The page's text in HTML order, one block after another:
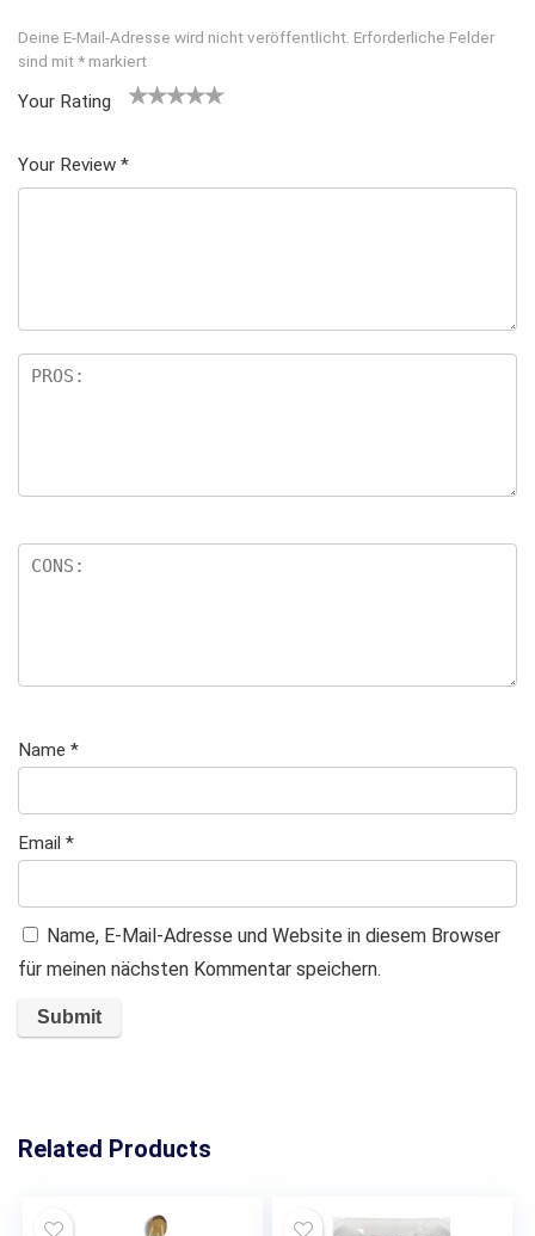
Deine E-Mail-Adresse wird nicht veröffentlicht. Erforderliche Felder
sind mit * markiert
Your Rating
o
rn
5 St
nen
n
Your Review *
Name *
Email *
Name, E-Mail-Adresse und Website in diesem Browser
für meinen nächsten Kommentar speichern.
Related Products